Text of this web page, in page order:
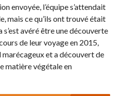
envoyée, l’équipe s’attendait
mais ce qu’ils ont trouvé était
s’est avéré être une découverte
de leur voyage en 2015,
marécageux et a découvert de
matière végétale en